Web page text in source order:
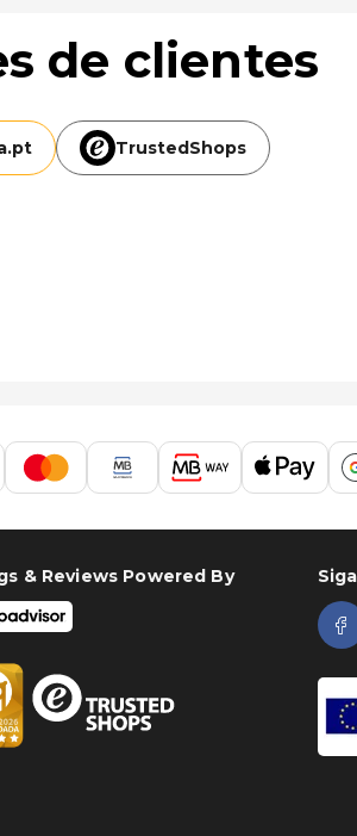
de clientes
pt TrustedShops
& Reviews Powered By